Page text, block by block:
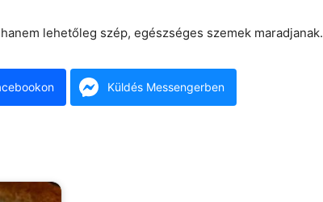
lehetőleg szép, egészséges szemek maradjanak.
Küldés Messengerben